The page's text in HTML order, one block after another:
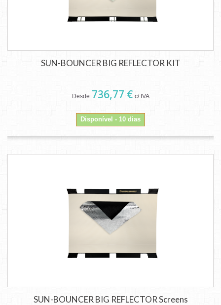
SUN-BOUNCER BIG REFLECTOR KIT
Desde 736,77 € c/ IVA
Disponível - 10 dias
SUN-BOUNCER BIG REFLECTOR Screens